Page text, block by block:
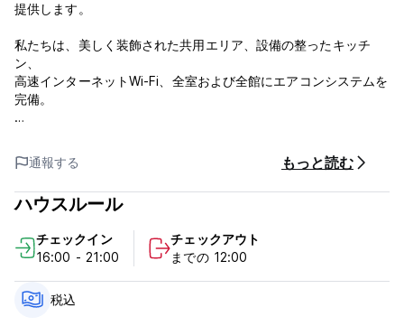
提供します。
私たちは、美しく装飾された共用エリア、設備の整ったキッチ
ン、
高速インターネットWi-Fi、全室および全館にエアコンシステムを
完備。
ストハウスへお迎えします。
私たちの目標は、韓国で安全で快適で思い出に残る体験をしてい
ただくことです。
無料キャンセル: 到着の 2 日前まで、宿泊施設はキャンセル料を
請求しません。
チェックイン 16:00～21:00
チェックアウト 12:00まで
通報する もっと読む
ハウスルール
チェックイン
16:00 - 21:00
チェックアウト
までの 12:00
税込